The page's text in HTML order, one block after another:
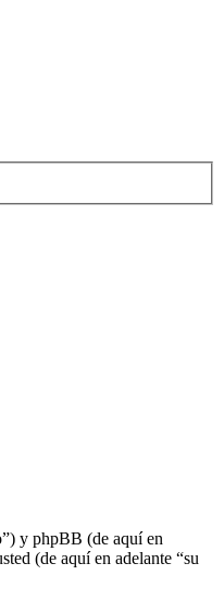
y phpBB (de aquí en
(de aquí en adelante “su